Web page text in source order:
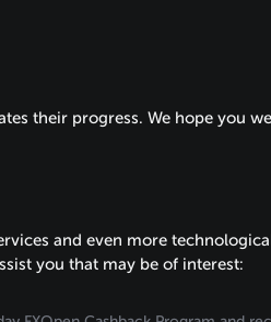
their progress. We hope you
and even more
you that may be of interest: